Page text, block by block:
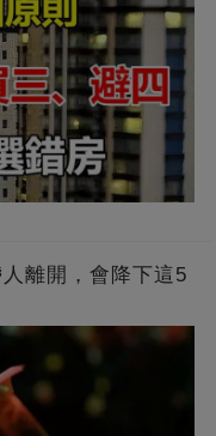
離開，會降下這5